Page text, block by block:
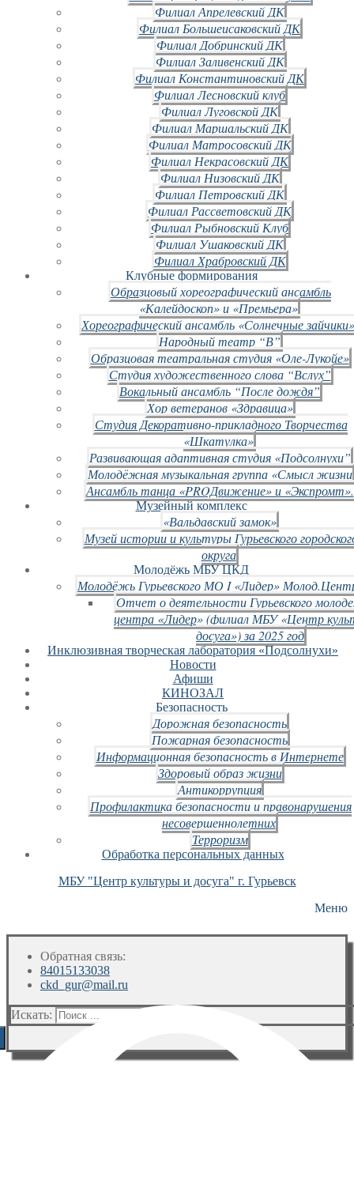
Филиал Апрелевский ДК
Филиал Большеисаковский ДК
Филиал Добринский ДК
Филиал Заливенский ДК
Филиал Константиновский ДК
Филиал Лесновский клуб
Филиал Луговской ДК
Филиал Маршальский ДК
Филиал Матросовский ДК
Филиал Некрасовский ДК
Филиал Низовский ДК
Филиал Петровский ДК
Филиал Рассветовский ДК
Филиал Рыбновский Клуб
Филиал Ушаковский ДК
Филиал Храбровский ДК
Клубные формирования
Образцовый хореографический ансамбль
«Калейдоскоп» и «Премьера»
Хореографический ансамбль «Солнечные
Народный театр “В”
Образцовая театральная студия «Оле-Лукойе»
Студия художественного слова “Вслух”
Вокальный ансамбль “После дождя”
Хор ветеранов «Здравица»
Студия Декоративно-прикладного Творчества
«Шкатулка»
Развивающая адаптивная студия «Подсолнухи”
Молодёжная музыкальная группа «Смысл жизни
Ансамбль танца «PROДвижение» и «Экспромт».
Музейный комплекс
«Вальдавский замок»
Музей истории и культуры Гурьевского
округа
Молодёжь МБУ ЦКД
Молодёжь Гурьевского МО I «Лидер»
Отчет о деятельности Гурьевского
центра «Лидер» (филиал МБУ «Центр
досуга») за 2025 год
Инклюзивная творческая лаборатория «Подсолнухи»
Новости
Афиши
КИНОЗАЛ
Безопасность
Дорожная безопасность
Пожарная безопасность
Информационная безопасность в Интернете
Здоровый образ жизни
Антикоррупция
Профилактика безопасности и правонарушения
несовершеннолетних
Терроризм
Обработка персональных данных
МБУ "Центр культуры и досуга" г. Гурьевск
Меню
Обратная связь:
84015133038
ckd_gur@mail.ru
Искать: